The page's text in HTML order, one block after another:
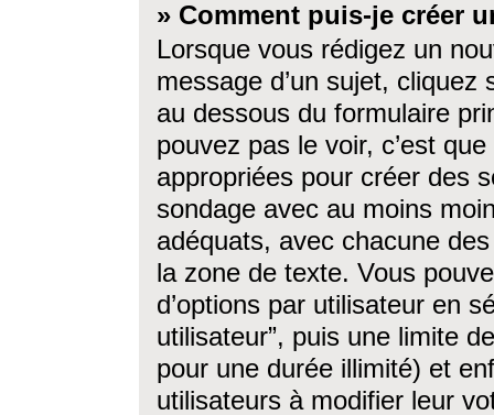
» Comment puis-je créer
Lorsque vous rédigez un
message d’un sujet, cliquez
au dessous du formulaire
pouvez pas le voir, c’est
appropriées pour créer des
sondage avec au moins
adéquats, avec chacune
la zone de texte. Vous
d’options par utilisateur en
utilisateur”, puis une limite
pour une durée illimité) et
utilisateurs à modifier leur